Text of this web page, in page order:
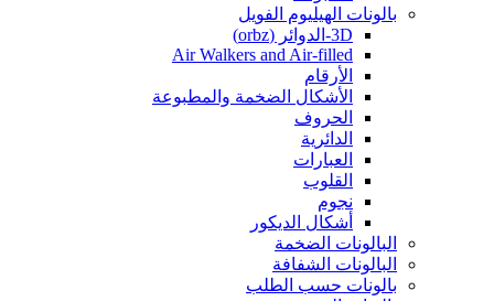
بالونات الهيليوم الفويل
3D-الدوائر (orbz)
Air Walkers and Air-filled
الأرقام
الأشكال الضخمة والمطبوعة
الحروف
الدائرية
العبارات
القلوب
نجوم
أشكال الديكور
البالونات الضخمة
البالونات الشفافة
بالونات حسب الطلب